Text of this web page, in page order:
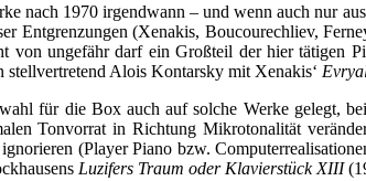
nach 1970 irgendwann – und wenn auch nur
Entgrenzungen (Xenakis, Boucourechliev,
von ungefähr darf ein Großteil der hier tätigen
stellvertretend Alois Kontarsky mit Xenakis‘
für die Box auch auf solche Werke gelegt,
Tonvorrat in Richtung Mikrotonalität
(Player Piano bzw.
Luzifers Traum oder Klavierstück XIII